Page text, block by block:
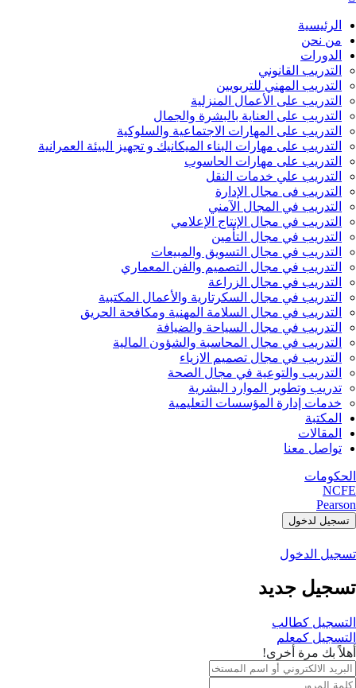
الرئيسية
من نحن
الدورات
التدريب القانوني
التدريب المهني للتربويين
التدريب على الأعمال المنزلية
التدريب على العناية بالبشرة والجمال
التدريب على المهارات الاجتماعية والسلوكية
التدريب على مهارات البناء الميكانيك و تجهيز البيئة العمرانية
التدريب على مهارات الحاسوب
التدريب علي خدمات النقل
التدريب فى مجال الإدارة
التدريب في المجال الآمني
التدريب في مجال الإنتاج الإعلامي
التدريب في مجال التأمين
التدريب في مجال التسويق والمبيعات
التدريب في مجال التصميم والفن المعماري
التدريب في مجال الزراعة
التدريب في مجال السكرتارية والأعمال المكتبية
التدريب في مجال السلامة المهنية ومكافحة الحريق
التدريب في مجال السياحة والضيافة
التدريب في مجال المحاسبة والشؤون المالية
التدريب في مجال تصميم الازياء
التدريب والتوعية في مجال الصحة
تدريب وتطوير الموارد البشرية
خدمات إدارة المؤسسات التعليمية
المكتبة
المقالات
تواصل معنا
الحكومات
NCFE
Pearson
تسجيل لدخول
تسجيل الدخول
تسجيل جديد
التسجيل كطالب
التسجيل كمعلم
أهلاً بك مرة أخرى!